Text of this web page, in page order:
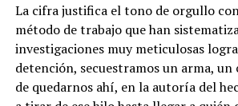
La cifra justifica el tono de orgullo
método de trabajo que han
investigaciones muy meticulosas
detención, secuestramos un arma,
de quedarnos ahí, en la autoría del